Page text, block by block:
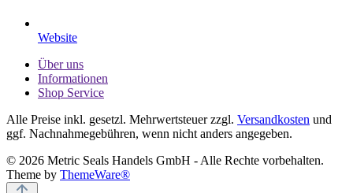
Website
Über uns
Informationen
Shop Service
Alle Preise inkl. gesetzl. Mehrwertsteuer zzgl. Versandkosten und
ggf. Nachnahmegebühren, wenn nicht anders angegeben.
© 2026 Metric Seals Handels GmbH - Alle Rechte vorbehalten.
Theme by ThemeWare®